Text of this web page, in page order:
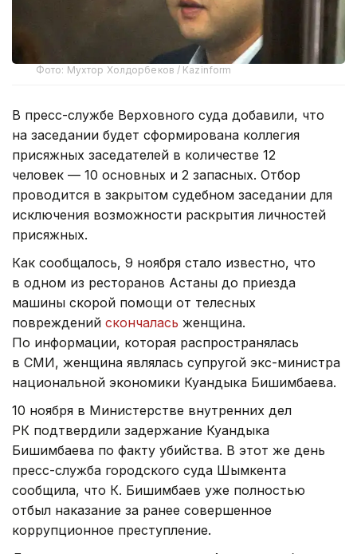
Фото: Мухтор Холдорбеков / Kazinform
В пресс-службе Верховного суда добавили, что
на заседании будет сформирована коллегия
присяжных заседателей в количестве 12
человек — 10 основных и 2 запасных. Отбор
проводится в закрытом судебном заседании для
исключения возможности раскрытия личностей
присяжных.
Как сообщалось, 9 ноября стало известно, что
в одном из ресторанов Астаны до приезда
машины скорой помощи от телесных
повреждений скончалась женщина.
По информации, которая распространялась
в СМИ, женщина являлась супругой экс-министра
национальной экономики Куандыка Бишимбаева.
10 ноября в Министерстве внутренних дел
РК подтвердили задержание Куандыка
Бишимбаева по факту убийства. В этот же день
пресс-служба городского суда Шымкента
сообщила, что К. Бишимбаев уже полностью
отбыл наказание за ранее совершенное
коррупционное преступление.